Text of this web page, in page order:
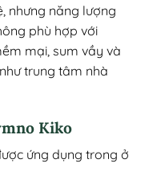
nhưng năng lượng
phù hợp với
mại, sum vầy và
trung tâm nhà
Kiko
ứng dụng trong ở